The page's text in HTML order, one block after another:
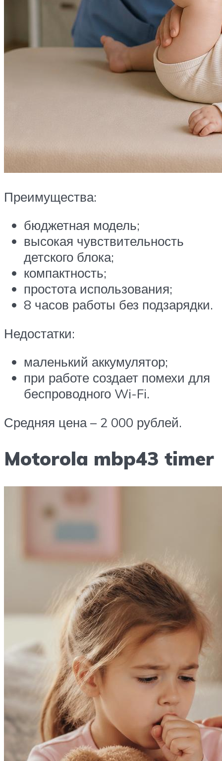
Преимущества:
бюджетная модель;
высокая чувствительность
детского блока;
компактность;
простота использования;
8 часов работы без подзарядки.
Недостатки:
маленький аккумулятор;
при работе создает помехи для
беспроводного Wi-Fi.
Средняя цена – 2 000 рублей.
Motorola mbp43 timer